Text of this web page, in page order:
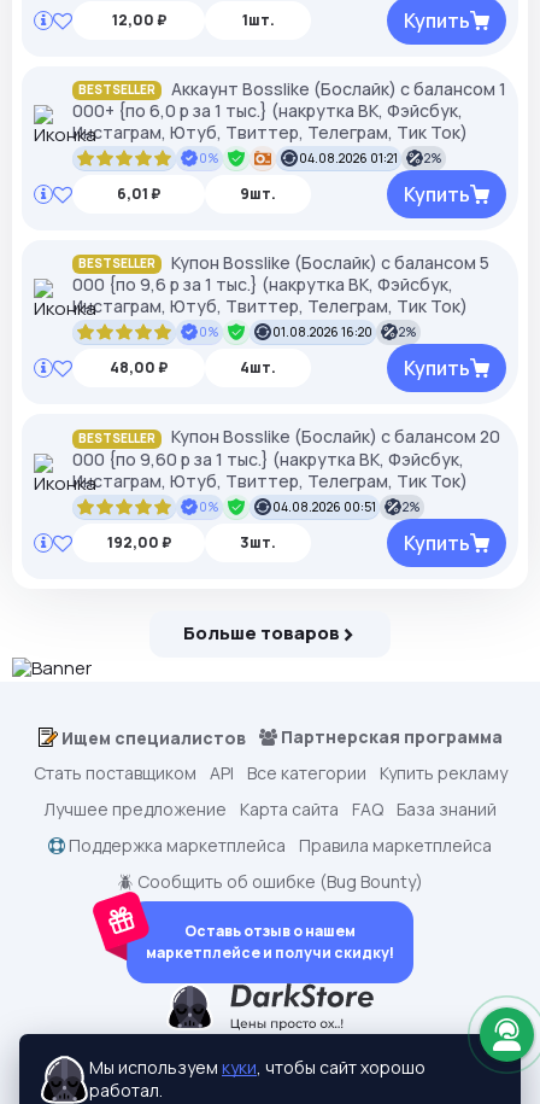
12,00 ₽ 1шт. Купить
BESTSELLER
Аккаунт Bosslike (Бослайк) с балансом 1
000+ {по 6,0 р за 1 тыс.} (накрутка ВК, Фэйсбук,
Инстаграм, Ютуб, Твиттер, Телеграм, Тик Ток)
0% 04.08.2026 01:21 2%
6,01 ₽ 9шт. Купить
BESTSELLER
Купон Bosslike (Бослайк) с балансом 5
000 {по 9,6 р за 1 тыс.} (накрутка ВК, Фэйсбук,
Инстаграм, Ютуб, Твиттер, Телеграм, Тик Ток)
0% 01.08.2026 16:20 2%
48,00 ₽ 4шт. Купить
BESTSELLER
Купон Bosslike (Бослайк) с балансом 20
000 {по 9,60 р за 1 тыс.} (накрутка ВК, Фэйсбук,
Инстаграм, Ютуб, Твиттер, Телеграм, Тик Ток)
0% 04.08.2026 00:51 2%
192,00 ₽ 3шт. Купить
Больше товаров
2015-2026 © dark.shopping
Актуальные адреса:
Ищем специалистов
Партнерская программа
Стать поставщиком
API Все категории
Купить рекламу
Лучшее предложение
Карта сайта FAQ
База знаний
Поддержка маркетплейса
Правила маркетплейса
🪲 Сообщить об ошибке (Bug Bounty)
Оставь отзыв о нашем
маркетплейсе и получи скидку!
Мы используем куки, чтобы сайт хорошо
работал.